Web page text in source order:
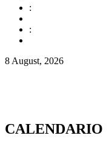
:
:
8 August, 2026
CALENDARIO